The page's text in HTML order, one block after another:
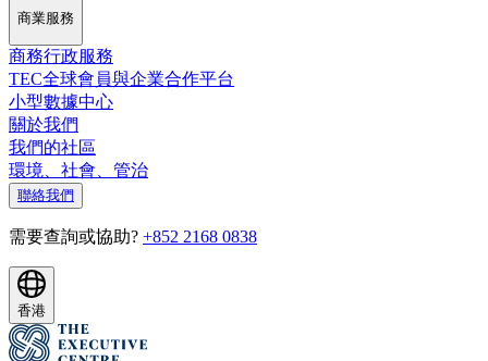
商業服務
商務行政服務
TEC全球會員與企業合作平台
小型數據中心
關於我們
我們的社區
環境、社會、管治
聯絡我們
需要查詢或協助? +852 2168 0838
香港